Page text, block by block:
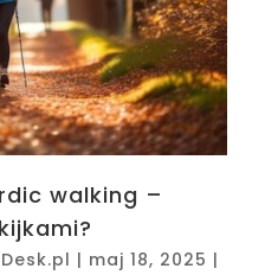
walking –
| maj 18, 2025 |